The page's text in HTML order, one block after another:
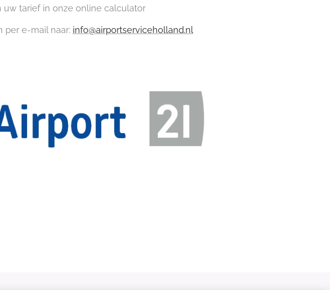
uw tarief in onze online calculator
per e-mail naar: info@airportserviceholland.nl